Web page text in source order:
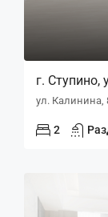
г. Ступино,
ул. Калинина,
2